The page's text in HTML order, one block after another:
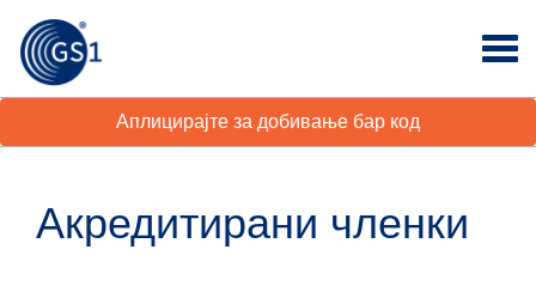
Аплицирајте за добивање бар код
Акредитирани членки